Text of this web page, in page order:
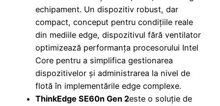
echipament. Un dispozitiv robust, dar
compact, conceput pentru condițiile reale
din mediile edge, dispozitivul fără ventilator
optimizează performanța procesorului Intel
Core pentru a simplifica gestionarea
dispozitivelor și administrarea la nivel de
flotă în implementările edge complexe.
ThinkEdge SE60n Gen 2este o soluție de